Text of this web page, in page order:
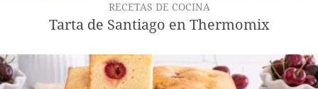
RECETAS DE COCINA
Tarta de Santiago en Thermomix